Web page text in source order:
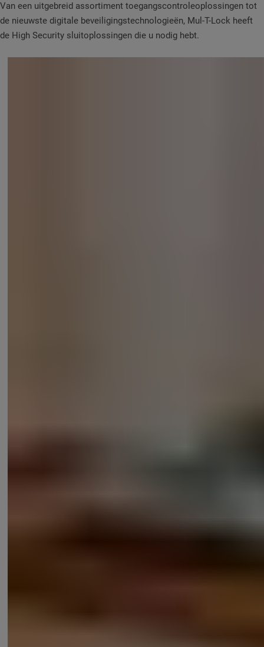
Van een uitgebreid assortiment toegangscontroleoplossingen tot
de nieuwste digitale beveiligingstechnologieën, Mul-T-Lock heeft
de High Security sluitoplossingen die u nodig hebt.